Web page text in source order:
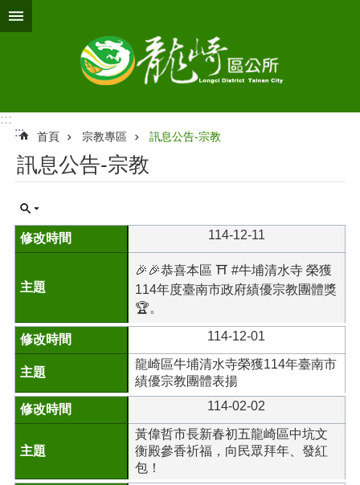
跳到主要內容區塊
:::
:::
首頁 宗教專區 訊息公告-宗教
訊息公告-宗教
114-12-11
🎉🎉恭喜本區 ⛩️ #牛埔清水寺 榮獲
114年度臺南市政府績優宗教團體獎
🏆。
114-12-01
龍崎區牛埔清水寺榮獲114年臺南市
績優宗教團體表揚
114-02-02
黃偉哲市長新春初五龍崎區中坑文
衡殿參香祈福，向民眾拜年、發紅
包！